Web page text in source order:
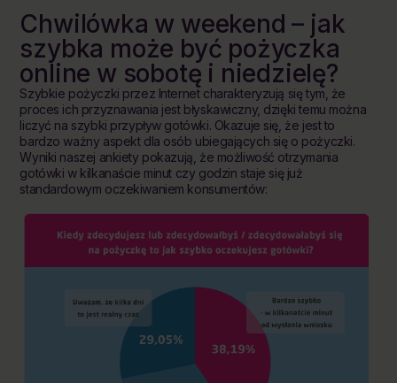
Chwilówka w weekend – jak
szybka może być pożyczka
online w sobotę i niedzielę?
Szybkie pożyczki przez Internet charakteryzują się tym, że
proces ich przyznawania jest błyskawiczny, dzięki temu można
liczyć na szybki przypływ gotówki. Okazuje się, że jest to
bardzo ważny aspekt dla osób ubiegających się o pożyczki.
Wyniki naszej ankiety pokazują, że możliwość otrzymania
gotówki w kilkanaście minut czy godzin staje się już
standardowym oczekiwaniem konsumentów: